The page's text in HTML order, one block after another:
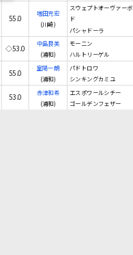
55.0
増田充宏
(川崎)
スウェプトオーヴァー
ド
パシャドーラ
◇53.0
中島良美
(浦和)
モーニン
ハルトリーゲル
55.0
室陽一朗
(浦和)
パドトロワ
シンキングカミユ
53.0
赤津和希
(浦和)
エスポワールシチー
ゴールデンフェザー